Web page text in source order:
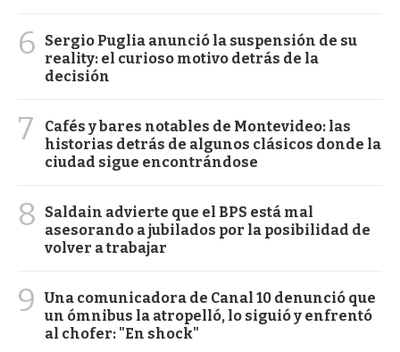
6
Sergio Puglia anunció la suspensión de su
reality: el curioso motivo detrás de la
decisión
7
Cafés y bares notables de Montevideo: las
historias detrás de algunos clásicos donde la
ciudad sigue encontrándose
8
Saldain advierte que el BPS está mal
asesorando a jubilados por la posibilidad de
volver a trabajar
9
Una comunicadora de Canal 10 denunció que
un ómnibus la atropelló, lo siguió y enfrentó
al chofer: "En shock"